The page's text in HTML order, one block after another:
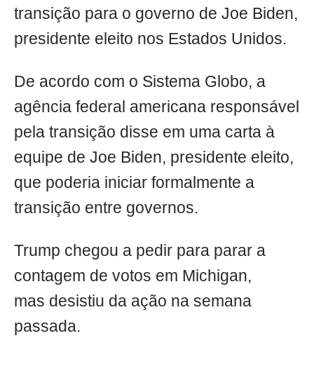
transição para o governo de Joe Biden,
presidente eleito nos Estados Unidos.
De acordo com o Sistema Globo, a
agência federal americana responsável
pela transição disse em uma carta à
equipe de Joe Biden, presidente eleito,
que poderia iniciar formalmente a
transição entre governos.
Trump chegou a pedir para parar a
contagem de votos em Michigan,
mas desistiu da ação na semana
passada.